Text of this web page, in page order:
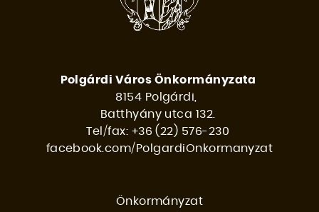
Polgárdi Város Önkormányzata
8154 Polgárdi,
Batthyány utca 132.
Tel/fax: +36 (22) 576-230
facebook.com/PolgardiOnkormanyzat
Önkormányzat